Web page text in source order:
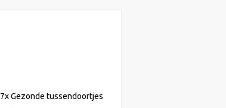
7x Gezonde tussendoortjes